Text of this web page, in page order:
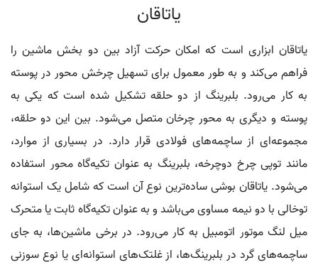
یاتاقان
یاتاقان ابزاری است که امکان حرکت آزاد بین دو بخش ماشین را
فراهم می‌کند و به‌ طور معمول برای تسهیل چرخش محور در پوسته
به کار می‌رود. بلبرینگ از دو حلقه تشکیل شده است که یکی به
پوسته و دیگری به محور چرخان متصل می‌شود. بین این دو حلقه،
مجموعه‌ای از ساچمه‌های فولادی قرار دارد. در بسیاری از موارد،
مانند توپی چرخ دوچرخه، بلبرینگ به عنوان تکیه‌گاه محور استفاده
می‌شود. یاتاقان بوشی ساده‌ترین نوع آن است که شامل یک استوانه
توخالی با دو نیمه مساوی می‌باشد و به عنوان تکیه‌گاه ثابت یا متحرک
میل لنگ موتور اتومبیل به کار می‌رود. در برخی ماشین‌ها، به جای
ساچمه‌های گرد در بلبرینگ‌ها، از غلتک‌های استوانه‌ای یا نوع سوزنی